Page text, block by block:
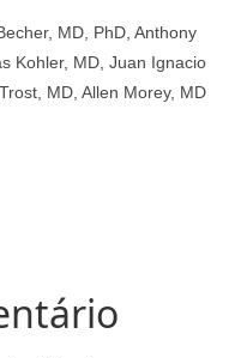
MD, PhD, Anthony
Kohler, MD, Juan Ignacio
MD, Allen Morey, MD